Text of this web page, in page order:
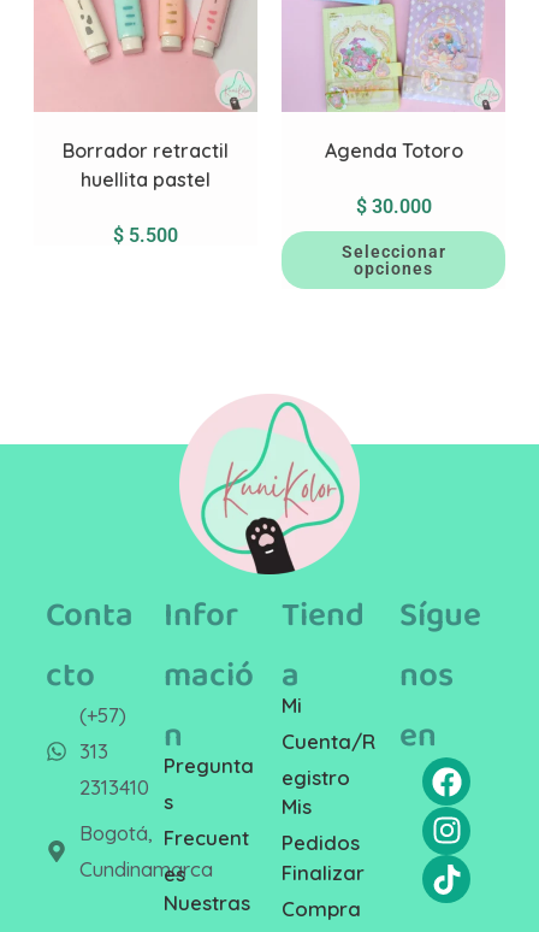
Borrador retractil
huellita pastel
$ 5.500
Agenda Totoro
$30.000
Seleccionar
opciones
Conta
cto
(+57)
313
2313410
Bogotá,
Cundinamarca
Infor
mació
n
Pregunta
s
Frecuent
es
Nuestras
Tiend
a
Mi
Cuenta/R
egistro
Mis
Pedidos
Finalizar
Compra
Sígue
nos
en